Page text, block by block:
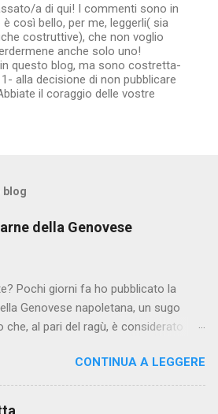
a di qui! I commenti sono in
così bello, per me, leggerli( sia
costruttive), che non voglio
anche solo uno!
questo blog, ma sono costretta-
alla decisione di non pubblicare
il coraggio delle vostre
blog
della Genovese
Pochi giorni fa ho pubblicato la
Genovese napoletana, un sugo
che, al pari del ragù, è considerato
spezzati a mano. Ed è una
come per la pasta al ragù, trovare,
i pezzettini di pasta... boccone da re!
CONTINUA A LEGGERE